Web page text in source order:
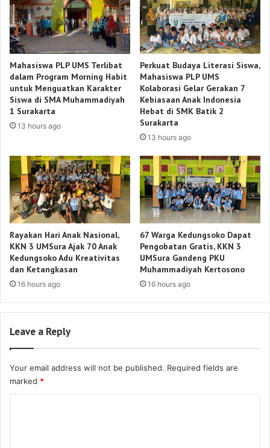
Mahasiswa PLP UMS Terlibat
dalam Program Morning Habit
untuk Menguatkan Karakter
Siswa di SMA Muhammadiyah
1 Surakarta
13 hours ago
Perkuat Budaya Literasi Siswa,
Mahasiswa PLP UMS
Kolaborasi Gelar Gerakan 7
Kebiasaan Anak Indonesia
Hebat di SMK Batik 2
Surakarta
13 hours ago
Rayakan Hari Anak Nasional,
KKN 3 UMSura Ajak 70 Anak
Kedungsoko Adu Kreativitas
dan Ketangkasan
16 hours ago
67 Warga Kedungsoko Dapat
Pengobatan Gratis, KKN 3
UMSura Gandeng PKU
Muhammadiyah Kertosono
16 hours ago
Leave a Reply
Your email address will not be published. Required fields are
marked *